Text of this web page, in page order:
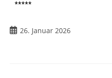
*****
26. Januar 2026